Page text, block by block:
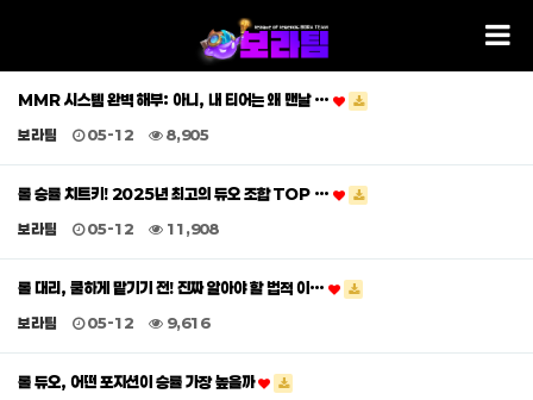
MMR 시스템 완벽 해부: 아니, 내 티어는 왜 맨날 …
보라팀 05-12 8,905
롤 승률 치트키! 2025년 최고의 듀오 조합 TOP …
보라팀 05-12 11,908
롤 대리, 쿨하게 맡기기 전! 진짜 알아야 할 법적 이…
보라팀 05-12 9,616
롤 듀오, 어떤 포지션이 승률 가장 높을까